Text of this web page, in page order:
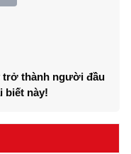
trở thành người đầu
biết này!